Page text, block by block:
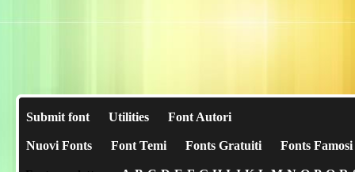
Submit font Utilities Font Autori
Nuovi Fonts Font Temi Fonts Gratuiti Fonts Famosi